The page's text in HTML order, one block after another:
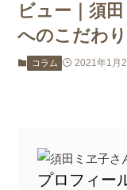
ビュー｜須
へのこだわ
コラム 2021年1月
プロフィー